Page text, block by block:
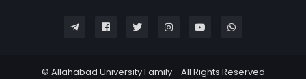
© Allahabad University Family - All Rights Reserved